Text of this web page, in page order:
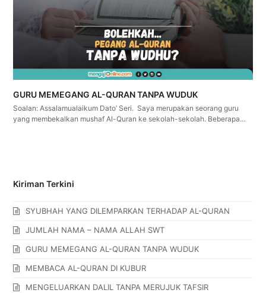
GURU MEMEGANG AL-QURAN TANPA WUDUK
Soalan: Assalamualaikum Dato’ Seri. Saya merupakan seorang guru
yang membekalkan mushaf Al-Quran ke sekolah-sekolah. Beberapa…
Kiriman Terkini
SYUBHAH YANG DILEMPARKAN TERHADAP AL-QURAN
JUMLAH NAMA – NAMA ALLAH SWT
GURU MEMEGANG AL-QURAN TANPA WUDUK
MEMBACA AL-QURAN DI KUBUR
MENGELUARKAN DALIL TANPA MERUJUK TAFSIR